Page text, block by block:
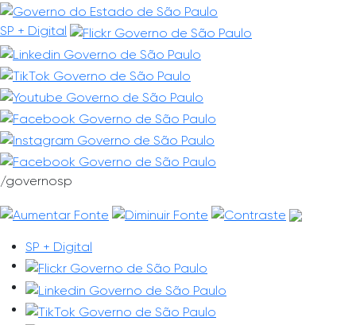
Pular para o conteúdo principal
SP + Digital
/governosp
SP + Digital